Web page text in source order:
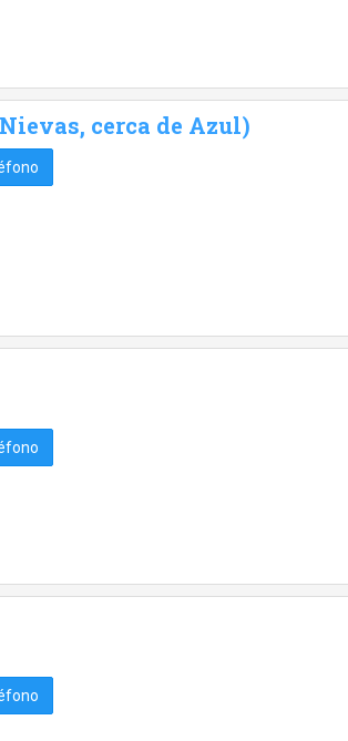
cerca de Azul)